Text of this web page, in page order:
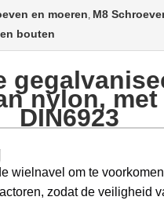
en moeren, M8
bouten
nylon,
DIN6923
wielnavel om te
zodat de veiligheid